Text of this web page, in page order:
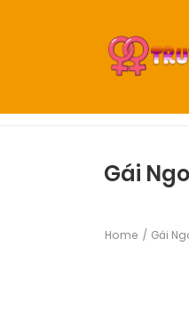
Gái
Home Gái